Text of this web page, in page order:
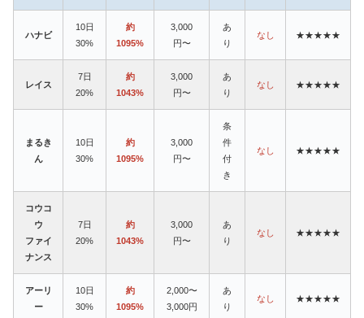
ハナビ
10日
30%
約
1095%
3,000
円〜
あ
り
なし ★★★★★
レイス
7日
20%
約
1043%
3,000
円〜
あ
り
なし ★★★★★
まるき
ん
10日
30%
約
1095%
3,000
円〜
条
件
付
き
なし ★★★★★
コウコ
ウ
ファイ
ナンス
7日
20%
約
1043%
3,000
円〜
あ
り
なし ★★★★★
アーリ
ー
10日
30%
約
1095%
2,000〜
3,000円
あ
り
なし ★★★★★